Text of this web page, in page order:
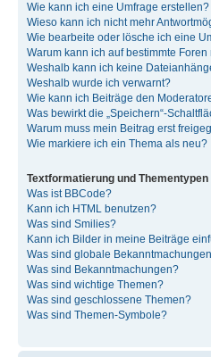
Wie kann ich eine Umfrage erstellen?
Wieso kann ich nicht mehr
Wie bearbeite oder lösche ich eine
Warum kann ich auf bestimmte
Weshalb kann ich keine
Weshalb wurde ich verwarnt?
Wie kann ich Beiträge den
Was bewirkt die „Speichern“-
Warum muss mein Beitrag erst
Wie markiere ich ein Thema als neu?
Textformatierung und Thementypen
Was ist BBCode?
Kann ich HTML benutzen?
Was sind Smilies?
Kann ich Bilder in meine Beiträge
Was sind globale
Was sind Bekanntmachungen?
Was sind wichtige Themen?
Was sind geschlossene Themen?
Was sind Themen-Symbole?